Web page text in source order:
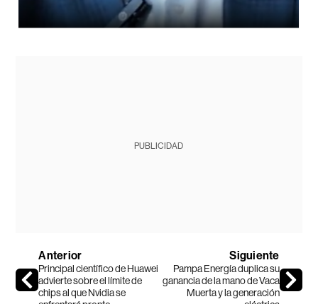
PUBLICIDAD
Anterior
Principal científico de Huawei
advierte sobre el límite de
chips al que Nvidia se
Siguiente
Pampa Energía duplica su
ganancia de la mano de Vaca
Muerta y la generación